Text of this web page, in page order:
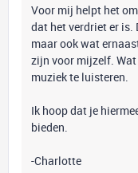
Voor mij helpt het
dat het verdriet er is.
maar ook wat
zijn voor mijzelf.
muziek te luisteren.
Ik hoop dat je
bieden.
-Charlotte